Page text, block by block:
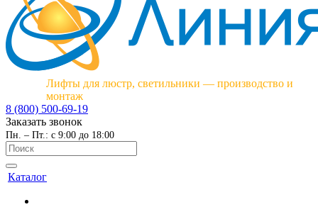
Лифты для люстр, светильники — производство и
монтаж
8 (800) 500-69-19
Заказать звонок
Пн. – Пт.: с 9:00 до 18:00
Каталог